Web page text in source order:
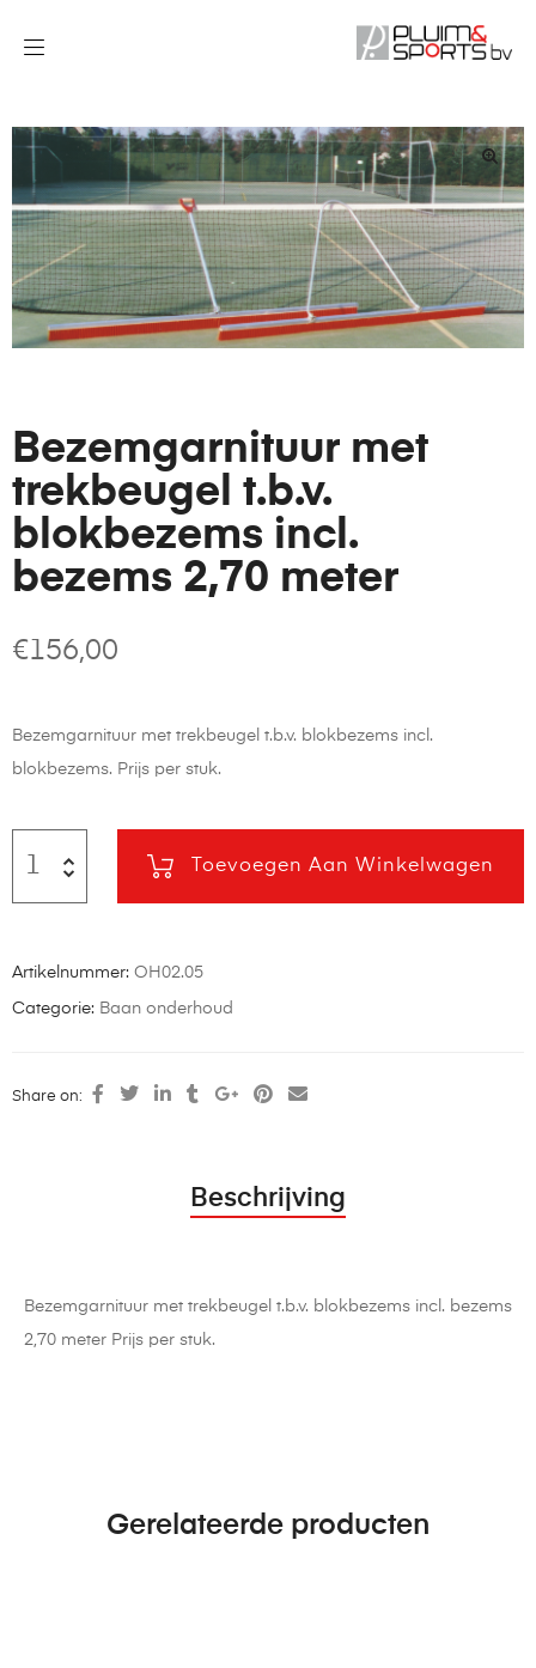
Bezemgarnituur met
trekbeugel t.b.v.
blokbezems incl.
bezems 2,70 meter
€156,00
Bezemgarnituur met trekbeugel t.b.v. blokbezems incl.
blokbezems. Prijs per stuk.
Toevoegen Aan Winkelwagen
Artikelnummer: OH02.05
Categorie: Baan onderhoud
Share on:
Beschrijving
Bezemgarnituur met trekbeugel t.b.v. blokbezems incl. bezems
2,70 meter Prijs per stuk.
Gerelateerde producten